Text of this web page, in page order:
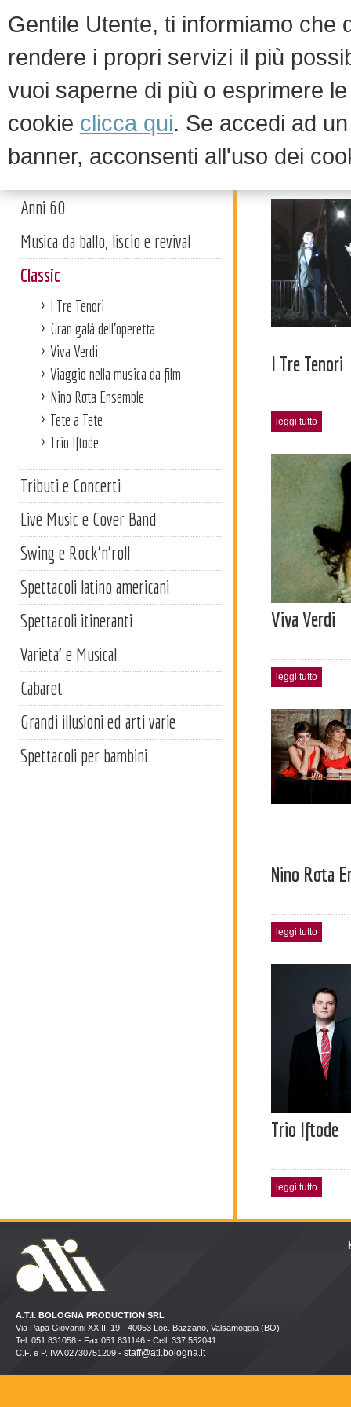
Gentile Utente, ti informiamo che
rendere i propri servizi il più
vuoi saperne di più o esprimere
cookie clicca qui. Se accedi ad
banner, acconsenti all'uso dei
Artisti
Anni 60
Musica da ballo, liscio e revival
Classic
I Tre Tenori
Gran galà dell'operetta
Viva Verdi
Viaggio nella musica da film
Nino Rota Ensemble
Tete a Tete
Trio Iftode
Tributi e Concerti
Live Music e Cover Band
Swing e Rock'n'roll
Spettacoli latino americani
Spettacoli itineranti
Varieta' e Musical
Cabaret
Grandi illusioni ed arti varie
Spettacoli per bambini
Classic
I Tre Tenori
leggi tutto
Viva Verdi
leggi tutto
Nino Rota
leggi tutto
Trio Iftode
leggi tutto
A.T.I. BOLOGNA PRODUCTION SRL
Via Papa Giovanni XXIII, 19 - 40053 Loc. Bazzano, Valsamoggia (BO)
Tel. 051.831058 - Fax 051.831146 - Cell. 337.552041
C.F. e P. IVA 02730751209 - staff@ati.bologna.it